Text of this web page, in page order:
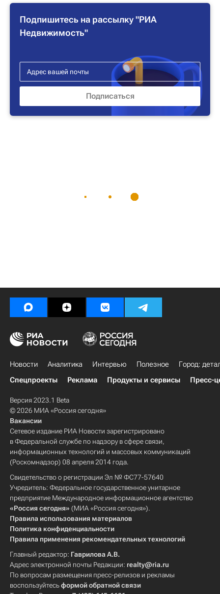
Подпишитесь на рассылку "РИА
Недвижимость"
Новости Аналитика Интервью Полезное
Город:
Спецпроекты
Реклама Продукты и сервисы Пресс-
Версия 2023.1 Beta
© 2026 МИА «Россия сегодня»
Вакансии
Сетевое издание РИА Новости зарегистрировано
в Федеральной службе по надзору в сфере связи,
информационных технологий и массовых коммуникаций
(Роскомнадзор) 08 апреля 2014 года.
Свидетельство о регистрации Эл № ФС77-57640
Учредитель: Федеральное государственное унитарное
предприятие Международное информационное агентство
«Россия сегодня» (МИА «Россия сегодня»).
Правила использования материалов
Политика конфиденциальности
Правила применения рекомендательных технологий
Главный редактор: Гаврилова А.В.
Адрес электронной почты Редакции: realty@ria.ru
По вопросам размещения пресс-релизов и рекламы
воспользуйтесьформой обратной связи